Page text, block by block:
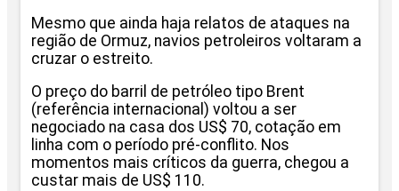
Mesmo que ainda haja relatos de ataques na
região de Ormuz, navios petroleiros voltaram a
cruzar o estreito.
O preço do barril de petróleo tipo Brent
(referência internacional) voltou a ser
negociado na casa dos US$ 70, cotação em
linha com o período pré-conflito. Nos
momentos mais críticos da guerra, chegou a
custar mais de US$ 110.